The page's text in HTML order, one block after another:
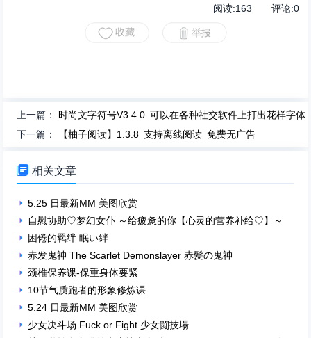
阅读:163 评论:0
上一篇： 时尚文字符号V3.4.0 可以在各种社交软件上打出花样字体
下一篇：
【柚子阅读】1.3.8 支持离线阅读 免费无广告
 相关文章
5.25 日最新MM 美图欣赏
自慰协助♡梦幻女仆 ～给疲惫的你【心灵的营养补给♡】～
困倦的羁绊 眠い絆
赤发鬼神 The Scarlet Demonslayer 赤髪の鬼神
颈椎保养课-保重身体要紧
10节气质跑者的形象修炼课
5.24 日最新MM 美图欣赏
少女决斗场 Fuck or Fight 少女闘技場